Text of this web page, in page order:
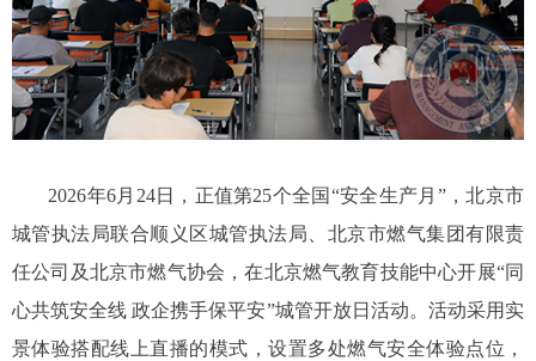
2026年6月24日，正值第25个全国“安全生产月”，北京市
城管执法局联合顺义区城管执法局、北京市燃气集团有限责
任公司及北京市燃气协会，在北京燃气教育技能中心开展“同
心共筑安全线 政企携手保平安”城管开放日活动。活动采用实
景体验搭配线上直播的模式，设置多处燃气安全体验点位，